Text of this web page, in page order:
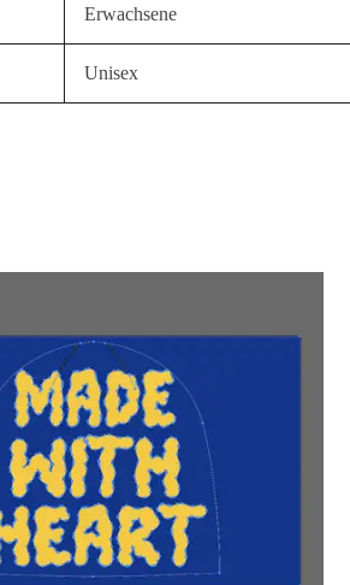
Erwachsene
Unisex